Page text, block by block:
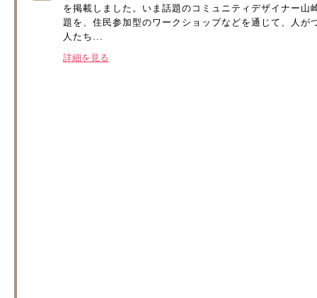
を掲載しました。いま話題のコミュニティデザイナー
題を、住民参加型のワークショップなどを通じて、人
人たち...
詳細を見る